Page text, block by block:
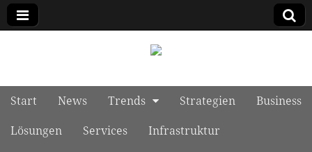
Main menu
Skip to content
Start News Trends Strategien
Business
Lösungen
Services
Infrastruktur